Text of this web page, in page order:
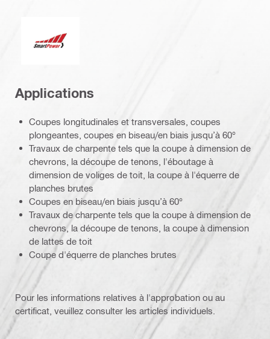
Applications
Coupes longitudinales et transversales, coupes
plongeantes, coupes en biseau/en biais jusqu’à 60°
Travaux de charpente tels que la coupe à dimension de
chevrons, la découpe de tenons, l'éboutage à
dimension de voliges de toit, la coupe à l'équerre de
planches brutes
Coupes en biseau/en biais jusqu’à 60°
Travaux de charpente tels que la coupe à dimension de
chevrons, la découpe de tenons, la coupe à dimension
de lattes de toit
Coupe d'équerre de planches brutes
Pour les informations relatives à l'approbation ou au
certificat, veuillez consulter les articles individuels.